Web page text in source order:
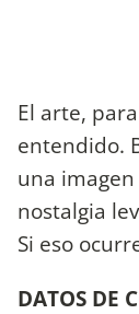
El arte,
entendido.
una
nostalgia
Si eso
DATOS DE